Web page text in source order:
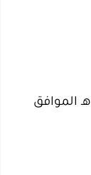
– اعتباراً من يوم الأحد بتاريخ 1445/03/23هـ الموافق